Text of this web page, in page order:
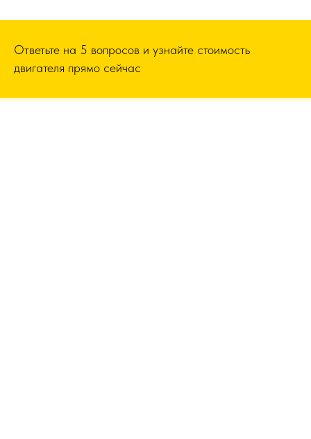
Ответьте на 5 вопросов и узнайте стоимость
двигателя прямо сейчас